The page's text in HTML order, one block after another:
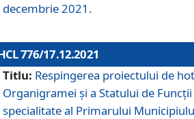
decembrie 2021.
776/17.12.2021
Titlu: Respingerea proiectului de
Organigramei şi a Statului de
specialitate al Primarului